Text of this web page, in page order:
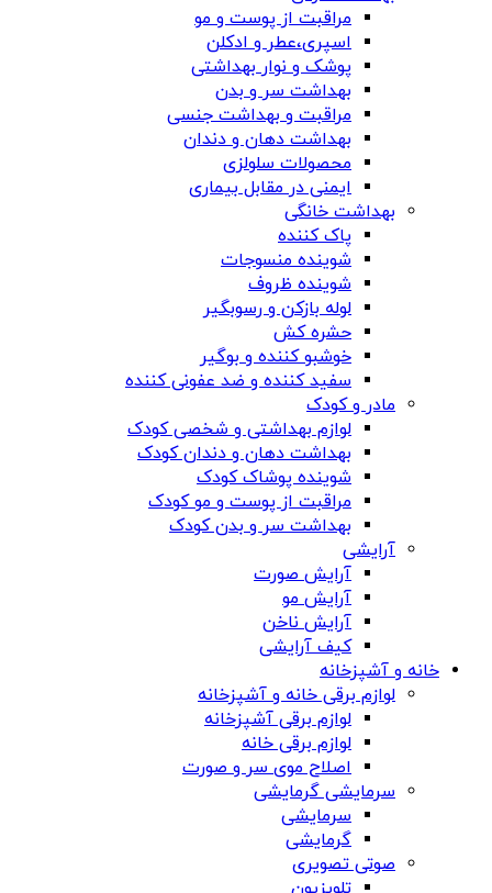
مراقبت از پوست و مو
اسپری،عطر و ادکلن
پوشک و نوار بهداشتی
بهداشت سر و بدن
مراقبت و بهداشت جنسی
بهداشت دهان و دندان
محصولات سلولزی
ایمنی در مقابل بیماری
بهداشت خانگی
پاک کننده
شوینده منسوجات
شوینده ظروف
لوله بازکن و رسوبگیر
حشره کش
خوشبو کننده و بوگیر
سفید کننده و ضد عفونی کننده
مادر و کودک
لوازم بهداشتی و شخصی کودک
بهداشت دهان و دندان کودک
شوینده پوشاک کودک
مراقبت از پوست و مو کودک
بهداشت سر و بدن کودک
آرایشی
آرایش صورت
آرایش مو
آرایش ناخن
کیف آرایشی
خانه و آشپزخانه
لوازم برقی خانه و آشپزخانه
لوازم برقی آشپزخانه
لوازم برقی خانه
اصلاح موی سر و صورت
سرمایشی گرمایشی
سرمایشی
گرمایشی
صوتی تصویری